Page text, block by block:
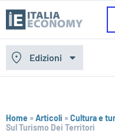
Edizioni
Home »Articoli »Cultura e
Sul Turismo Dei Territori